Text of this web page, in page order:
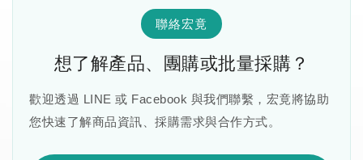
聯絡宏竟
想了解產品、團購或批量採購？
歡迎透過 LINE 或 Facebook 與我們聯繫，宏竟將協助
您快速了解商品資訊、採購需求與合作方式。